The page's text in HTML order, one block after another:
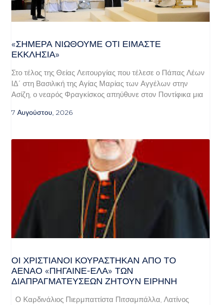
«ΣΉΜΕΡΑ ΝΙΏΘΟΥΜΕ ΌΤΙ ΕΊΜΑΣΤΕ
ΕΚΚΛΗΣΊΑ»
Στο τέλος της Θείας Λειτουργίας που τέλεσε ο Πάπας Λέων
ΙΔ΄ στη Βασιλική της Αγίας Μαρίας των Αγγέλων στην
Ασίζη, ο νεαρός Φραγκίσκος απηύθυνε στον Ποντίφικα μια
7 Αυγούστου, 2026
ΟΙ ΧΡΙΣΤΙΑΝΟΊ ΚΟΥΡΆΣΤΗΚΑΝ ΑΠΌ ΤΟ
ΑΈΝΑΟ «ΠΉΓΑΙΝΕ-ΈΛΑ» ΤΩΝ
ΔΙΑΠΡΑΓΜΑΤΕΎΣΕΩΝ ΖΗΤΟΎΝ ΕΙΡΉΝΗ
Ο Καρδινάλιος Πιερμπαττίστα Πιτσαμπάλλα, Λατίνος